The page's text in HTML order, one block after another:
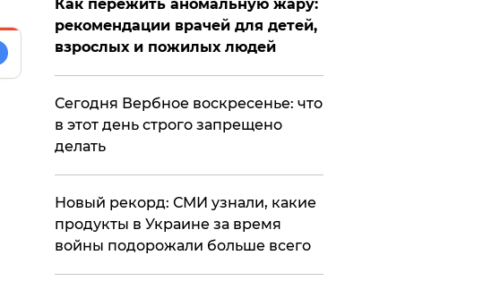
Как пережить аномальную жару:
рекомендации врачей для детей,
взрослых и пожилых людей
​Сегодня Вербное воскресенье: что
в этот день строго запрещено
делать
Новый рекорд: СМИ узнали, какие
продукты в Украине за время
войны подорожали больше всего